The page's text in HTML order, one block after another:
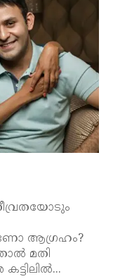
ആഗ്രഹം?
മതി